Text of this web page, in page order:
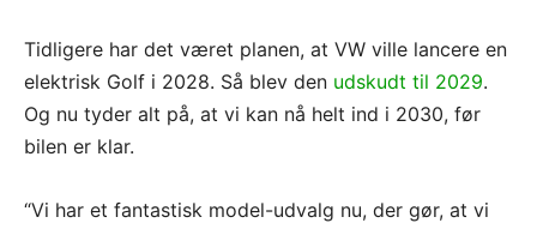
Tidligere har det været planen, at VW ville lancere en
elektrisk Golf i 2028. Så blev den udskudt til 2029.
Og nu tyder alt på, at vi kan nå helt ind i 2030, før
bilen er klar.
“Vi har et fantastisk model-udvalg nu, der gør, at vi